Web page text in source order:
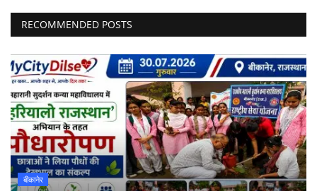
RECOMMENDED POSTS
बीकानेर